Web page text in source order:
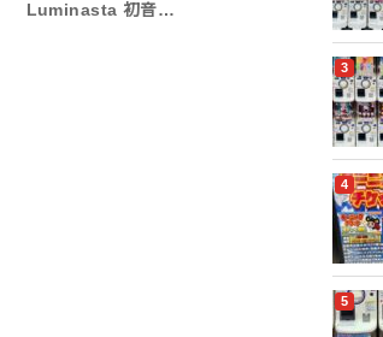
Luminasta 初音…